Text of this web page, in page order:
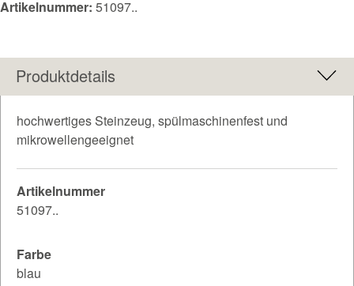
Artikelnummer: 51097..
Produktdetails
hochwertiges Steinzeug, spülmaschinenfest und
mikrowellengeeignet
Artikelnummer
51097..
Farbe
blau